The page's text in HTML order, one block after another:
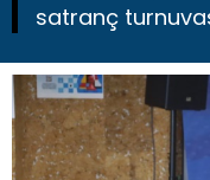
satranç